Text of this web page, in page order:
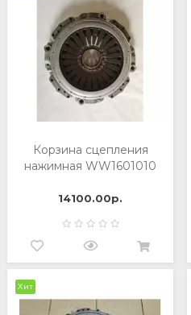
Корзина сцепления
нажимная WW1601010
14100.00р.
Хит